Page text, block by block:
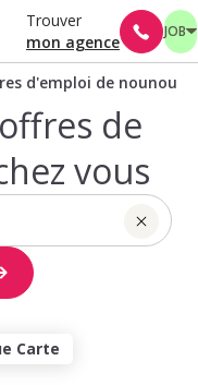
Trouver
mon agence
JOB
d'emploi de nounou
de
vous
Carte